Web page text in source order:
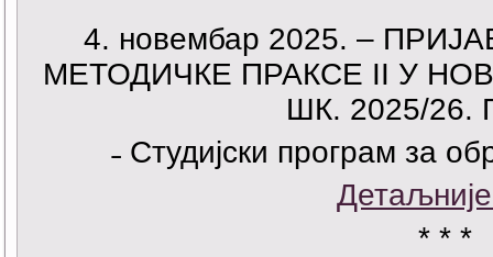
4. новембар 2025. –
МЕТОДИЧКЕ ПРАКСЕ II У
ШК. 2025/26.
˗ Студијски програм за
* * *